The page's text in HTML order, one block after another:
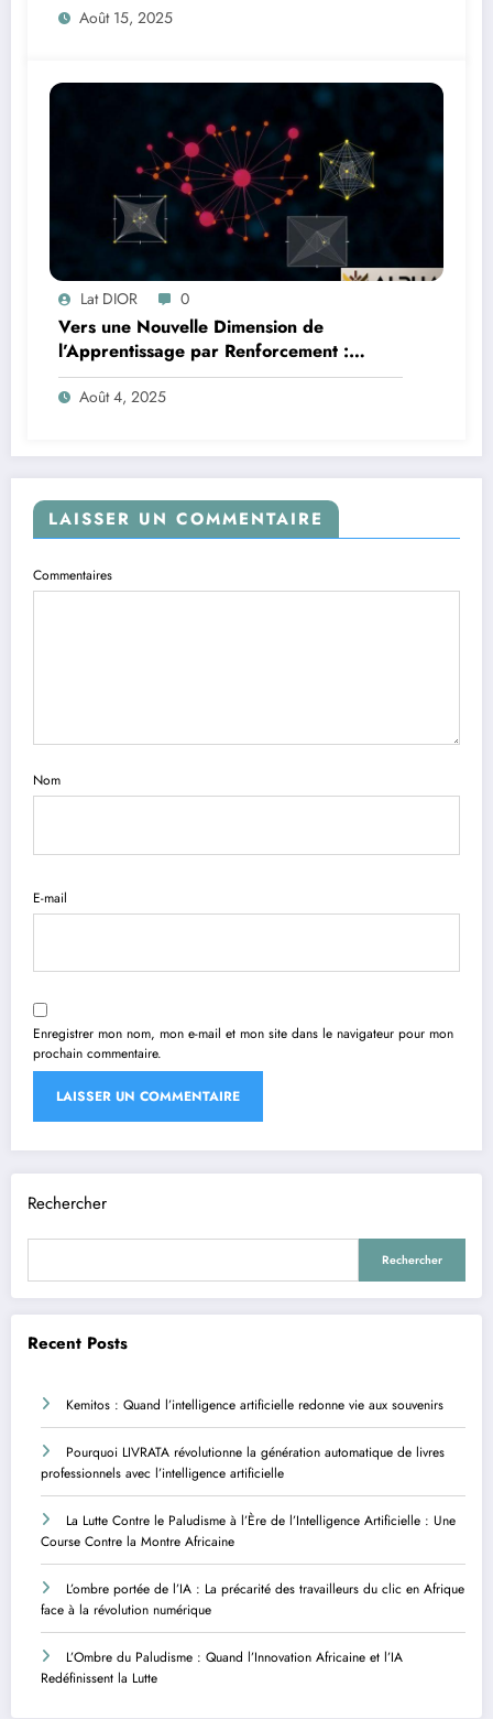
Août 15, 2025
Lat DIOR 0
Vers une Nouvelle Dimension de
l’Apprentissage par Renforcement :
Comprendre la Géométrie des Espaces
d’États et d’Actions
Août 4, 2025
LAISSER UN COMMENTAIRE
Commentaires
Nom
E-mail
Enregistrer mon nom, mon e-mail et mon site dans le navigateur pour mon
prochain commentaire.
Rechercher
Rechercher
Recent Posts
Kemitos : Quand l’intelligence artificielle redonne vie aux souvenirs
Pourquoi LIVRATA révolutionne la génération automatique de livres
professionnels avec l’intelligence artificielle
La Lutte Contre le Paludisme à l’Ère de l’Intelligence Artificielle : Une
Course Contre la Montre Africaine
L’ombre portée de l’IA : La précarité des travailleurs du clic en Afrique
face à la révolution numérique
L’Ombre du Paludisme : Quand l’Innovation Africaine et l’IA
Redéfinissent la Lutte